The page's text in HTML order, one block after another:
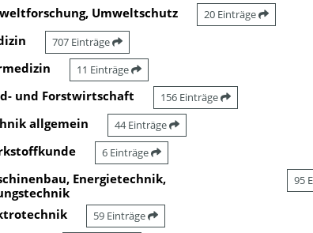
Umweltschutz 20 Einträge
707 Einträge
11 Einträge
und Forstwirtschaft 156 Einträge
allgemein 44 Einträge
6 Einträge
Energietechnik,
95
59 Einträge